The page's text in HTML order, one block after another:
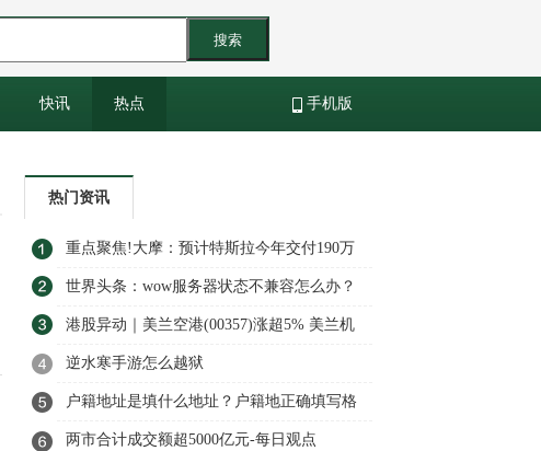
搜索
快讯 热点 手机版
热门资讯
重点聚焦!大摩：预计特斯拉今年交付190万
辆，2030年达790万辆
世界头条：wow服务器状态不兼容怎么办？
灵魂幸存者故事线任务在哪里接取？
港股异动｜美兰空港(00357)涨超5% 美兰机
场航班时刻扩容获批 航空需求有望带动机场
及免税业务增长_热议
逆水寒手游怎么越狱
户籍地址是填什么地址？户籍地正确填写格
式？_全球快资讯
两市合计成交额超5000亿元-每日观点